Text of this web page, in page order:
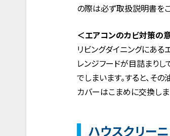
の際は必ず取扱説明書をご
＜エアコンのカビ対策の
リビングダイニングにある
レンジフードが目詰まり
でしまいます。すると、そ
カバーはこまめに交換しま
ハウスクリー